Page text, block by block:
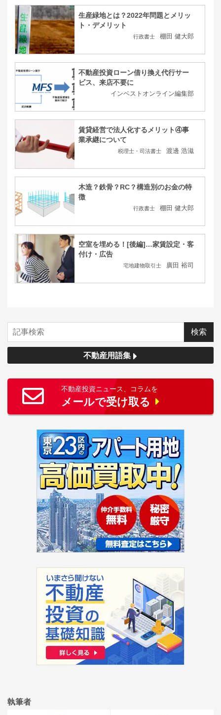
生産緑地とは？2022年問題とメリッ
ト・デメリット
行政書士 棚田 健大郎
不動産投資ローン借り換え代行サー
ビス、来店不要に
インベストオンライン編集部
賃貸経営で法人化するメリット④事
業承継について
税理士・司法書士 渡邊 浩滋
木造？鉄骨？RC？構造別のお金の特
徴
行政書士 棚田 健大郎
空室を埋める！[後編]…家賃設定・客
付け・広告
宅地建物取引士 廣田 裕司
不動産用語集
不動産投資ニュース、コラムを
メールで受け取る
執筆者